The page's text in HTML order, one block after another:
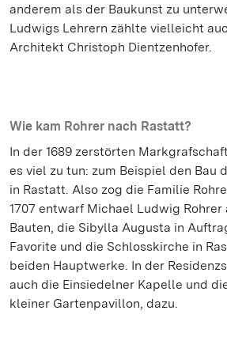
anderem als der Baukunst zu
Ludwigs Lehrern zählte vielleicht
Architekt Christoph Dientzenhofer.
Wie kam Rohrer nach Rastatt?
In der 1689 zerstörten
es viel zu tun: zum Beispiel den Bau
in Rastatt. Also zog die Familie
1707 entwarf Michael Ludwig
Bauten, die Sibylla Augusta in
Favorite und die Schlosskirche in
beiden Hauptwerke. In der
auch die Einsiedelner Kapelle und
kleiner Gartenpavillon, dazu.